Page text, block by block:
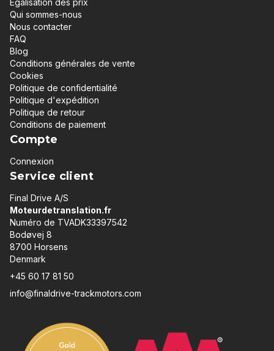
Égalisation des prix
Qui sommes-nous
Nous contacter
FAQ
Blog
Conditions générales de vente
Cookies
Politique de confidentialité
Politique d'expédition
Politique de retour
Conditions de paiement
Compte
Connexion
Service client
Final Drive A/S
Moteurdetranslation.fr
Numéro de TVADK33397542
Bodøvej 8
8700 Horsens
Denmark
+45 60 17 81 50
info@finaldrive-trackmotors.com